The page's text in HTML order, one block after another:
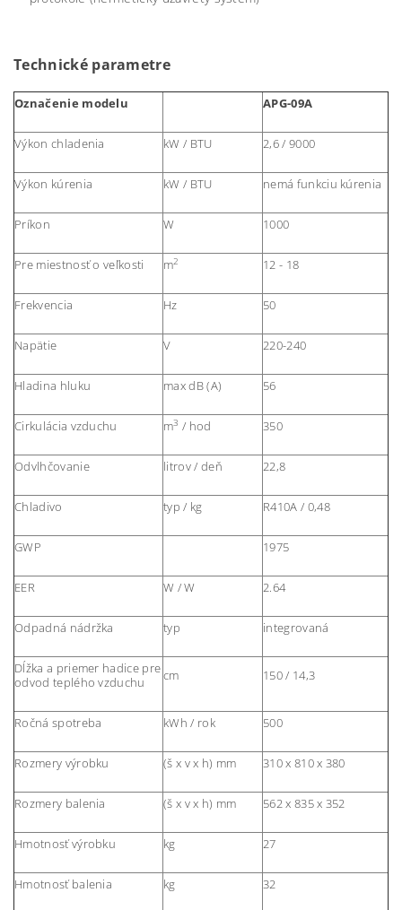
Technické parametre
Označenie modelu APG-09A
Výkon chladenia kW / BTU 2,6 / 9000
Výkon kúrenia kW / BTU nemá funkciu kúrenia
Príkon W 1000
Pre miestnosť o veľkosti m2 12 - 18
Frekvencia Hz 50
Napätie V 220-240
Hladina hluku max dB (A) 56
Cirkulácia vzduchu m3 / hod 350
Odvlhčovanie litrov / deň 22,8
Chladivo typ / kg R410A / 0,48
GWP 1975
EER W / W 2.64
Odpadná nádržka typ integrovaná
Dĺžka a priemer hadice pre
odvod teplého vzduchu
cm 150 / 14,3
Ročná spotreba kWh / rok 500
Rozmery výrobku (š x v x h) mm 310 x 810 x 380
Rozmery balenia (š x v x h) mm 562 x 835 x 352
Hmotnosť výrobku kg 27
Hmotnosť balenia kg 32